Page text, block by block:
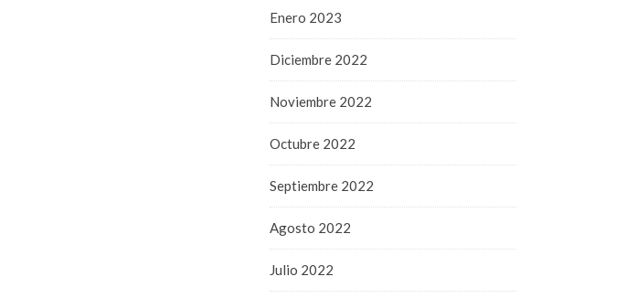
Enero 2023
Diciembre 2022
Noviembre 2022
Octubre 2022
Septiembre 2022
Agosto 2022
Julio 2022